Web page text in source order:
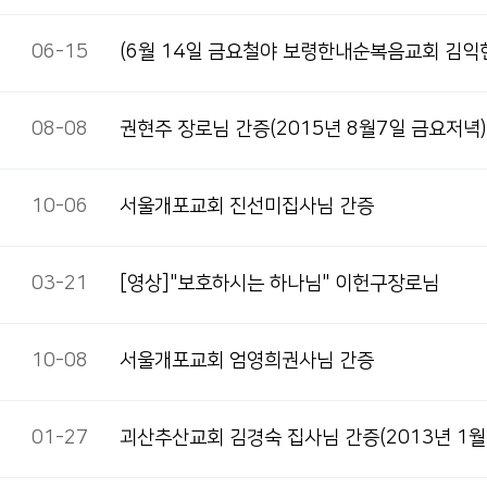
06-15 (6월 14일 금요철야 보령한내순복음교회 김익
08-08 권현주 장로님 간증(2015년 8월7일 금요저녁)
10-06 서울개포교회 진선미집사님 간증
03-21 [영상]"보호하시는 하나님" 이헌구장로님
10-08 서울개포교회 엄영희권사님 간증
01-27 괴산추산교회 김경숙 집사님 간증(2013년 1